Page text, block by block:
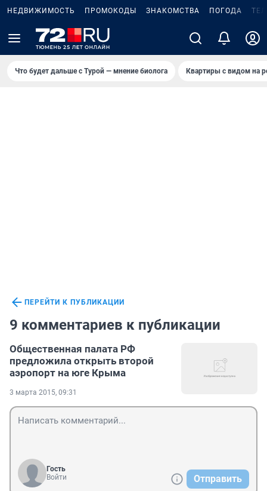
НЕДВИЖИМОСТЬ ПРОМОКОДЫ ЗНАКОМСТВА ПОГОДА
Что будет дальше с Турой — мнение биолога Квартиры с видом на
ПЕРЕЙТИ К ПУБЛИКАЦИИ
9 комментариев к публикации
Общественная палата РФ
предложила открыть второй
аэропорт на юге Крыма
3 марта 2015, 09:31
Гость
Войти
Отправить